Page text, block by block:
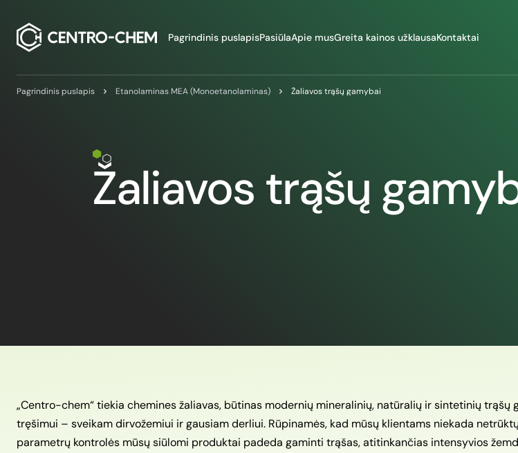
Pagrindinis puslapisPasiūlaApie musGreita kainos užklausaKontaktai
Pagrindinis puslapis Etanolaminas MEA (Monoetanolaminas) Žaliavos trąšų gamybai
Žaliavos trąšų
„Centro-chem“ tiekia chemines žaliavas, būtinas modernių mineralinių, natūralių ir sintetinių
tręšimui – sveikam dirvožemiui ir gausiam derliui. Rūpinamės, kad mūsų klientams niekada
parametrų kontrolės mūsų siūlomi produktai padeda gaminti trąšas, atitinkančias intensyvios